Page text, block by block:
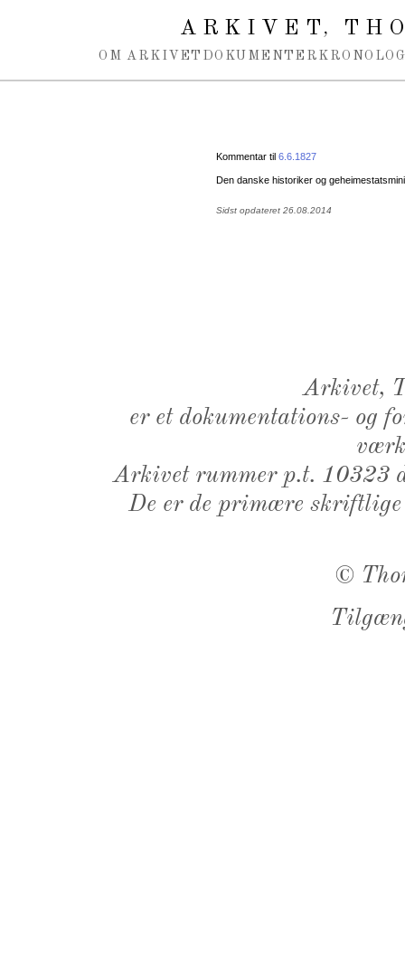
ARKIVET,
OM ARKIVET DOKUMENTER
Kommentar til 6.6.1827
Den danske historiker og
Sidst opdateret 26.08.2014
Arkivet,
er et dokumentations- og
Arkivet rummer p.t. 10323
De er de primære
©